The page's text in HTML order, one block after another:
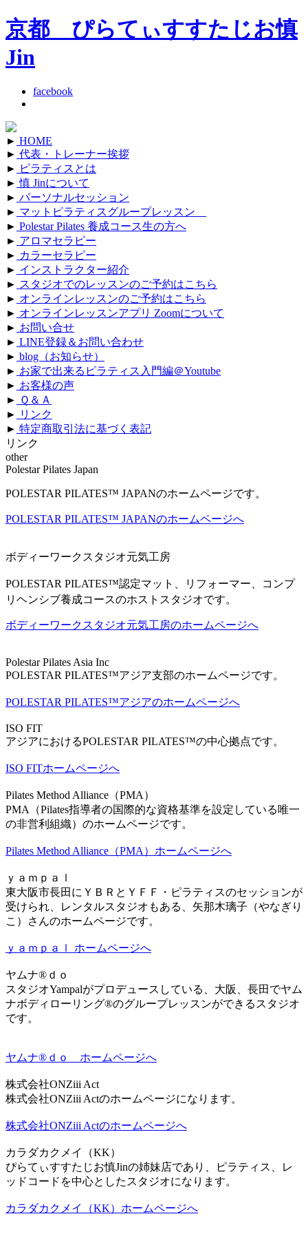
京都 ぴらてぃすすたじお慎
Jin
facebook
► HOME
► 代表・トレーナー挨拶
► ピラティスとは
► 慎 Jinについて
► パーソナルセッション
► マットピラティスグループレッスン
► Polestar Pilates 養成コース生の方へ
► アロマセラピー
► カラーセラピー
► インストラクター紹介
► スタジオでのレッスンのご予約はこちら
► オンラインレッスンのご予約はこちら
► オンラインレッスンアプリ Zoomについて
► お問い合せ
► LINE登録＆お問い合わせ
► blog（お知らせ）
► お家で出来るピラティス入門編＠Youtube
► お客様の声
► Ｑ＆Ａ
► リンク
► 特定商取引法に基づく表記
リンク
other
Polestar Pilates Japan
POLESTAR PILATES™ JAPANのホームページです。
POLESTAR PILATES™ JAPANのホームページへ
ボディーワークスタジオ元気工房
POLESTAR PILATES™認定マット、リフォーマー、コンプ
リヘンシブ養成コースのホストスタジオです。
ボディーワークスタジオ元気工房のホームページへ
Polestar Pilates Asia Inc
POLESTAR PILATES™アジア支部のホームページです。
POLESTAR PILATES™アジアのホームページへ
ISO FIT
アジアにおけるPOLESTAR PILATES™の中心拠点です。
ISO FITホームページへ
Pilates Method Alliance（PMA）
PMA（Pilates指導者の国際的な資格基準を設定している唯一
の非営利組織）のホームページです。
Pilates Method Alliance（PMA）ホームページへ
ｙａｍｐａｌ
東大阪市長田にＹＢＲとＹＦＦ・ピラティスのセッションが
受けられ、レンタルスタジオもある、矢那木璃子（やなぎり
こ）さんのホームページです。
ｙａｍｐａｌ ホームページへ
ヤムナ®ｄｏ
スタジオYampalがプロデュースしている、大阪、長田でヤム
ナボディローリング®のグループレッスンができるスタジオ
です。
ヤムナ®ｄｏ ホームページへ
株式会社ONZiii Act
株式会社ONZiii Actのホームページになります。
株式会社ONZiii Actのホームページへ
カラダカクメイ（KK）
ぴらてぃすすたじお慎Jinの姉妹店であり、ピラティス、レ
ッドコードを中心としたスタジオになります。
カラダカクメイ（KK）ホームページへ